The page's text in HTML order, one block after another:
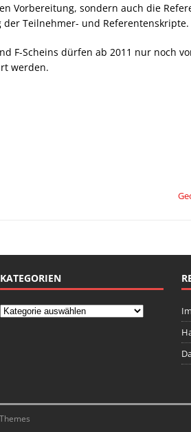
Vorbereitung, sondern auch die
Teilnehmer- und Referentenskripte.
F-Scheins dürfen ab 2011 nur noch
werden.
KATEGORIEN